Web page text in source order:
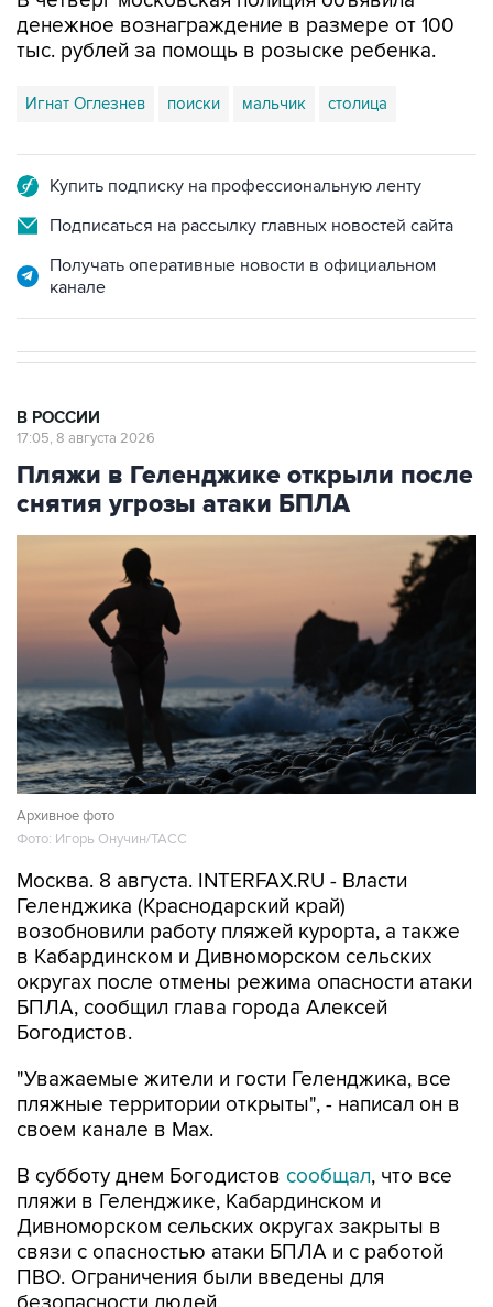
денежное вознаграждение в размере от 100
тыс. рублей за помощь в розыске ребенка.
Игнат Оглезнев поиски мальчик столица
Купить подписку на профессиональную ленту
Подписаться на рассылку главных новостей сайта
Получать оперативные новости в официальном
канале
В РОССИИ
17:05, 8 августа 2026
Пляжи в Геленджике открыли после
снятия угрозы атаки БПЛА
Архивное фото
Фото: Игорь Онучин/ТАСС
Москва. 8 августа. INTERFAX.RU - Власти
Геленджика (Краснодарский край)
возобновили работу пляжей курорта, а также
в Кабардинском и Дивноморском сельских
округах после отмены режима опасности атаки
БПЛА, сообщил глава города Алексей
Богодистов.
"Уважаемые жители и гости Геленджика, все
пляжные территории открыты", - написал он в
своем канале в Max.
В субботу днем Богодистов сообщал, что все
пляжи в Геленджике, Кабардинском и
Дивноморском сельских округах закрыты в
связи с опасностью атаки БПЛА и с работой
ПВО. Ограничения были введены для